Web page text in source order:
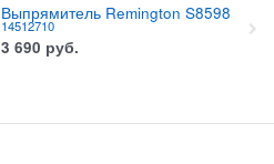
Выпрямитель Remington S8598
14512710
3 690 руб.